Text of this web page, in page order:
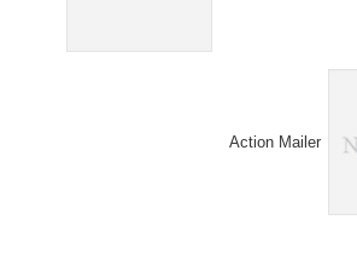
Action Mailer